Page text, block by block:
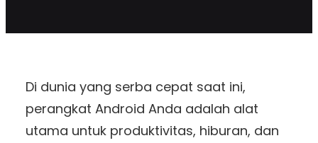
Di dunia yang serba cepat saat ini,
perangkat Android Anda adalah alat
utama untuk produktivitas, hiburan, dan